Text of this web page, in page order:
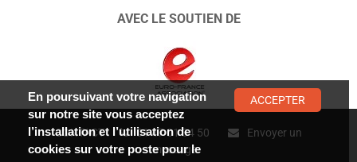
AVEC LE SOUTIEN DE
CONTACT : 01 47 01 34 50
Envoyer un
message
En poursuivant votre navigation
sur notre site vous acceptez
l’installation et l’utilisation de
cookies sur votre poste pour le
ACCEPTER